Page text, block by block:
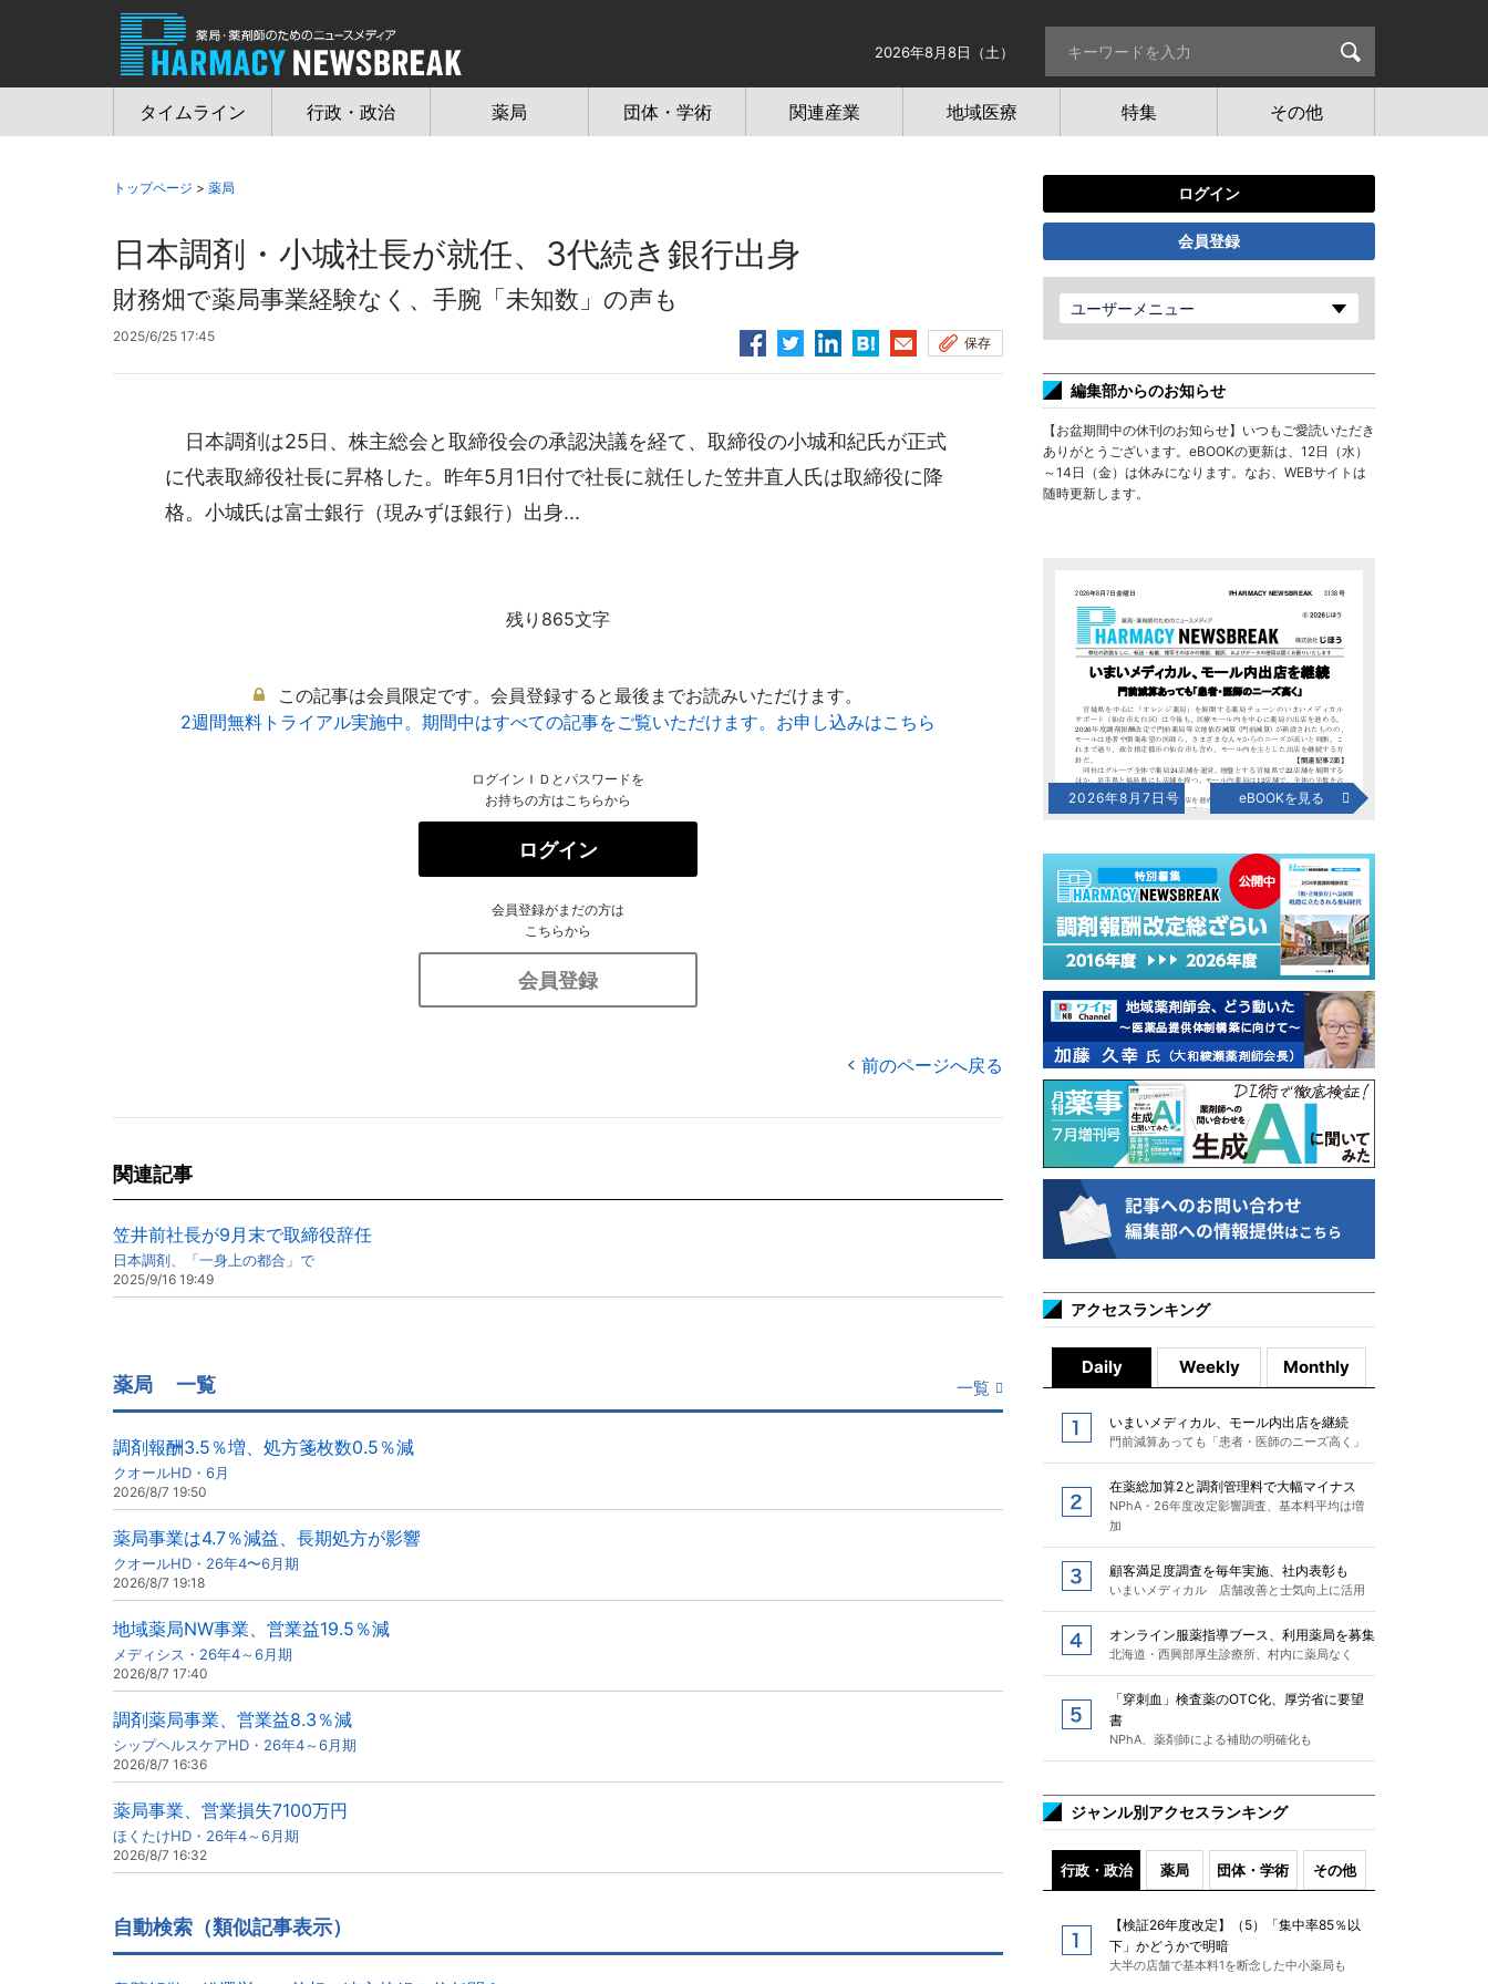
2026年8月8日（土）
タイムライン 行政・政治 薬局 団体・学術 関連産業 地域医療 特集 その他
トップページ > 薬局
日本調剤・小城社長が就任、3代続き銀行出身
財務畑で薬局事業経験なく、手腕「未知数」の声も
2025/6/25 17:45 保存
日本調剤は25日、株主総会と取締役会の承認決議を経て、取締役の小城和紀氏が正式
に代表取締役社長に昇格した。昨年5月1日付で社長に就任した笠井直人氏は取締役に降
格。小城氏は富士銀行（現みずほ銀行）出身...
残り865文字
この記事は会員限定です。会員登録すると最後までお読みいただけます。
2週間無料トライアル実施中。期間中はすべての記事をご覧いただけます。お申し込みはこちら
ログインＩＤとパスワードを
お持ちの方はこちらから
ログイン
会員登録がまだの方は
こちらから
会員登録
前のページへ戻る
関連記事
笠井前社長が9月末で取締役辞任
日本調剤、「一身上の都合」で
2025/9/16 19:49
薬局 一覧 一覧
調剤報酬3.5％増、処方箋枚数0.5％減
クオールHD・6月
2026/8/7 19:50
薬局事業は4.7％減益、長期処方が影響
クオールHD・26年4〜6月期
2026/8/7 19:18
地域薬局NW事業、営業益19.5％減
メディシス・26年4～6月期
2026/8/7 17:40
調剤薬局事業、営業益8.3％減
シップヘルスケアHD・26年4～6月期
2026/8/7 16:36
薬局事業、営業損失7100万円
ほくたけHD・26年4～6月期
2026/8/7 16:32
自動検索（類似記事表示）
ログイン
会員登録
ユーザーメニュー
編集部からのお知らせ
【お盆期間中の休刊のお知らせ】いつもご愛読いただき
ありがとうございます。eBOOKの更新は、12日（水）
～14日（金）は休みになります。なお、WEBサイトは
随時更新します。
2026年8月7日号 eBOOKを見る
アクセスランキング
Daily Weekly Monthly
いまいメディカル、モール内出店を継続
門前減算あっても「患者・医師のニーズ高く」
在薬総加算2と調剤管理料で大幅マイナス
NPhA・26年度改定影響調査、基本料平均は増
加
顧客満足度調査を毎年実施、社内表彰も
いまいメディカル 店舗改善と士気向上に活用
オンライン服薬指導ブース、利用薬局を募集
北海道・西興部厚生診療所、村内に薬局なく
「穿刺血」検査薬のOTC化、厚労省に要望
書
NPhA、薬剤師による補助の明確化も
ジャンル別アクセスランキング
行政・政治 薬局 団体・学術 その他
【検証26年度改定】（5）「集中率85％以
下」かどうかで明暗
大半の店舗で基本料1を断念した中小薬局も